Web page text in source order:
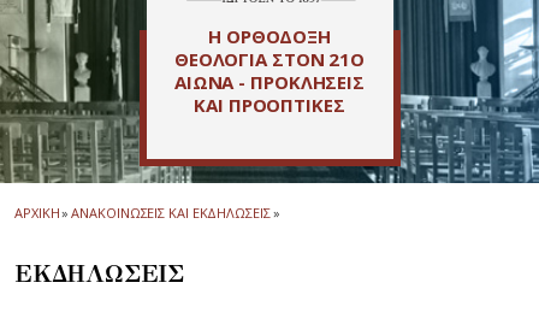
Η ΟΡΘΟΔΟΞΗ
ΘΕΟΛΟΓΙΑ ΣΤΟΝ 21Ο
ΑΙΩΝΑ - ΠΡΟΚΛΗΣΕΙΣ
ΚΑΙ ΠΡΟΟΠΤΙΚΕΣ
ΑΡΧΙΚΗ» ΑΝΑΚΟΙΝΩΣΕΙΣ ΚΑΙ ΕΚΔΗΛΩΣΕΙΣ»
ΕΚΔΗΛΩΣΕΙΣ